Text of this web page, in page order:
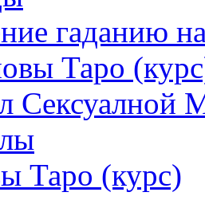
гаданию
Таро
Сексуалной
Таро (курс)